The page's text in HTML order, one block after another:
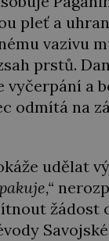
pleť a
vazivu
prstů.
vyčerpání a
odmítá na
udělat
žádost